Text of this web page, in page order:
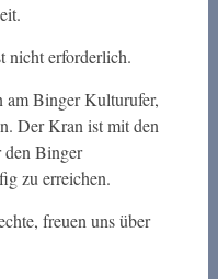
nicht erforderlich.
Binger Kulturufer,
Der Kran ist mit den
den Binger
zu erreichen.
freuen uns über